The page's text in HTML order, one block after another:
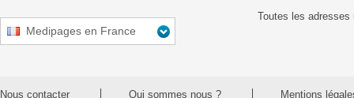
Medipages en France
Toutes les adresses
Nous contacter Qui sommes nous ? Mentions